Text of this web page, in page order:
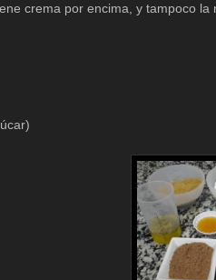
crema por encima, y tampoco la